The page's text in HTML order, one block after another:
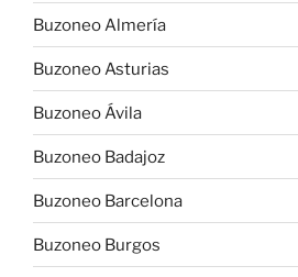
Buzoneo Almería
Buzoneo Asturias
Buzoneo Ávila
Buzoneo Badajoz
Buzoneo Barcelona
Buzoneo Burgos